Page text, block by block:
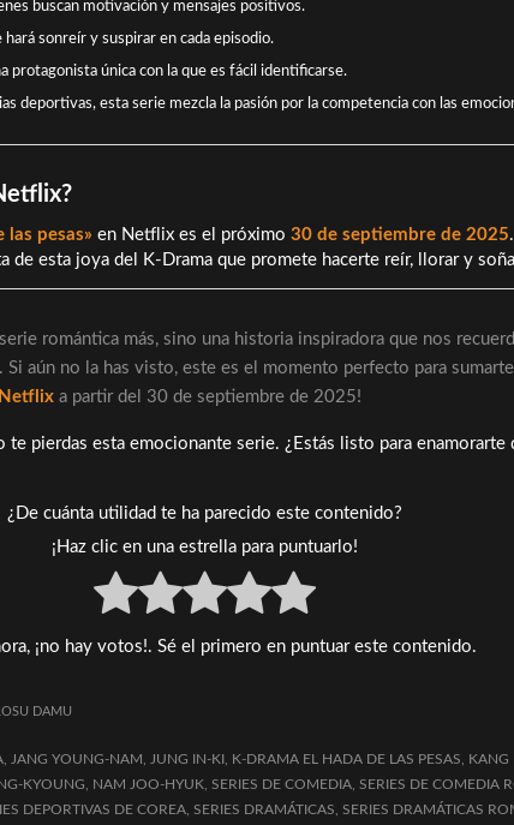
buscan motivación y mensajes positivos.
hará sonreír y suspirar en cada episodio.
protagonista única con la que es fácil identificarse.
deportivas, esta serie mezcla la pasión por la competencia con las
las pesas» en Netflix es el próximo 30 de septiembre de 2025
de esta joya del K-Drama que promete hacerte reír, llorar y
romántica más, sino una historia inspiradora que nos
aún no la has visto, este es el momento perfecto para
Netflix a partir del 30 de septiembre de 2025!
pierdas esta emocionante serie. ¿Estás listo para
¿De cuánta utilidad te ha parecido este contenido?
¡Haz clic en una estrella para puntuarlo!
¡no hay votos!. Sé el primero en puntuar este contenido.
DAMU
, JANG YOUNG-NAM , JUNG IN-KI , K-DRAMA EL HADA DE LAS PESAS, KANG
KYOUNG, NAM JOO-HYUK, SERIES DE COMEDIA, SERIES DE COMEDIA
DEPORTIVAS DE COREA, SERIES DRAMÁTICAS, SERIES DRAMÁTICAS